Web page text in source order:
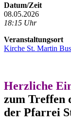
Datum/Zeit
08.05.2026
18:15 Uhr
Veranstaltungsort
Kirche St. Martin
Herzliche
zum Treffen
der Pfarrei